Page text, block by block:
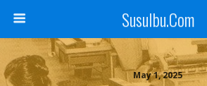
SusuIbu.Com
May 1, 2025